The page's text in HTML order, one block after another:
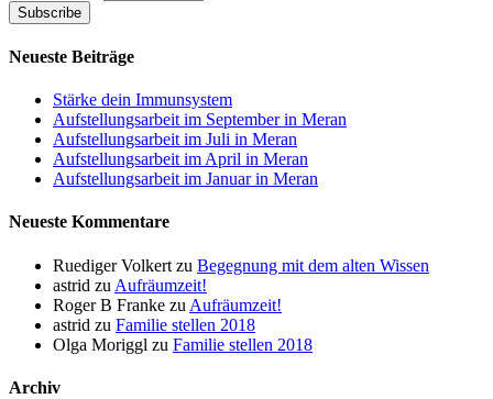
Neueste Beiträge
Stärke dein Immunsystem
Aufstellungsarbeit im September in Meran
Aufstellungsarbeit im Juli in Meran
Aufstellungsarbeit im April in Meran
Aufstellungsarbeit im Januar in Meran
Neueste Kommentare
Ruediger Volkert zu Begegnung mit dem alten Wissen
astrid zu Aufräumzeit!
Roger B Franke zu Aufräumzeit!
astrid zu Familie stellen 2018
Olga Moriggl zu Familie stellen 2018
Archiv